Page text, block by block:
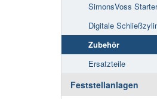
SimonsVoss
Digitale
Zubehör
Ersatzteile
Feststellanlagen